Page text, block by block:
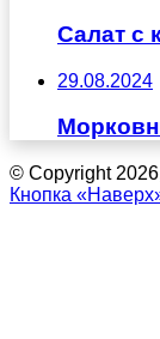
Салат с
29.08.2024
© Copyright
Кнопка